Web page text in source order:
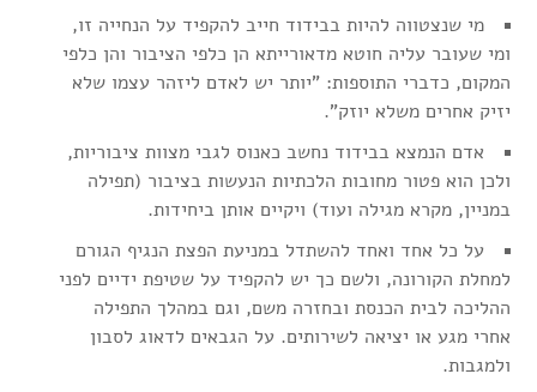
מי שנצטווה להיות בבידוד חייב להקפיד על הנחייה זו,
ומי שעובר עליה חוטא מדאורייתא הן כלפי הציבור והן כלפי
המקום, כדברי התוספות: "יותר יש לאדם ליזהר עצמו שלא
יזיק אחרים משלא יוזק".
אדם הנמצא בבידוד נחשב כאנוס לגבי מצוות ציבוריות,
ולכן הוא פטור מחובות הלכתיות הנעשות בציבור (תפילה
במניין, מקרא מגילה ועוד) ויקיים אותן ביחידות.
על כל אחד ואחד להשתדל במניעת הפצת הנגיף הגורם
למחלת הקורונה, ולשם כך יש להקפיד על שטיפת ידיים לפני
ההליכה לבית הכנסת ובחזרה משם, וגם במהלך התפילה
אחרי מגע או יציאה לשירותים. על הגבאים לדאוג לסבון
ולמגבות.